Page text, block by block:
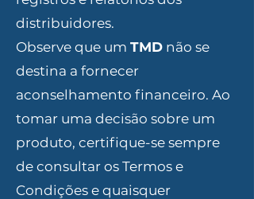
distribuidores.
Observe que um TMD não se
destina a fornecer
aconselhamento financeiro. Ao
tomar uma decisão sobre um
produto, certifique-se sempre
de consultar os Termos e
Condições e quaisquer